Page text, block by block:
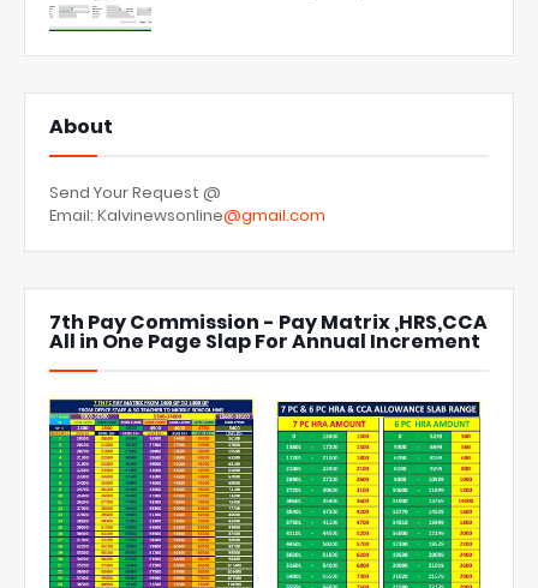
About
Send Your Request @
Email: Kalvinewsonline@gmail.com
7th Pay Commission - Pay Matrix ,HRS,CCA
All in One Page Slap For Annual Increment